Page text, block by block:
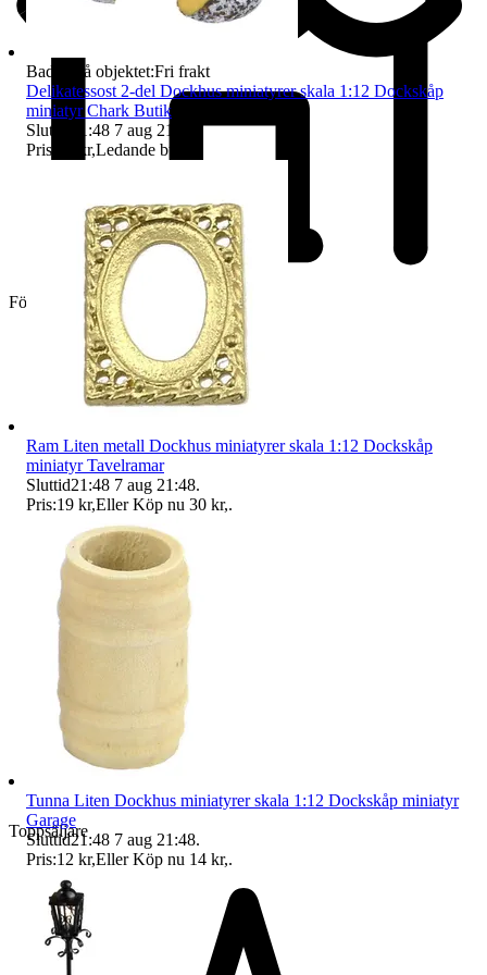
Företag
Toppsäljare
Badge på objektet:Fri frakt
Delikatessost 2-del Dockhus miniatyrer skala 1:12 Dockskåp
miniatyr Chark Butik
Sluttid
21:48 7 aug 21:48
Pris:
25 kr,Ledande bud
Ram Liten metall Dockhus miniatyrer skala 1:12 Dockskåp
miniatyr Tavelramar
Sluttid21:48 7 aug 21:48.
Pris:19 kr,Eller Köp nu 30 kr,.
Tunna Liten Dockhus miniatyrer skala 1:12 Dockskåp miniatyr
Garage
Sluttid21:48 7 aug 21:48.
Pris:12 kr,Eller Köp nu 14 kr,.